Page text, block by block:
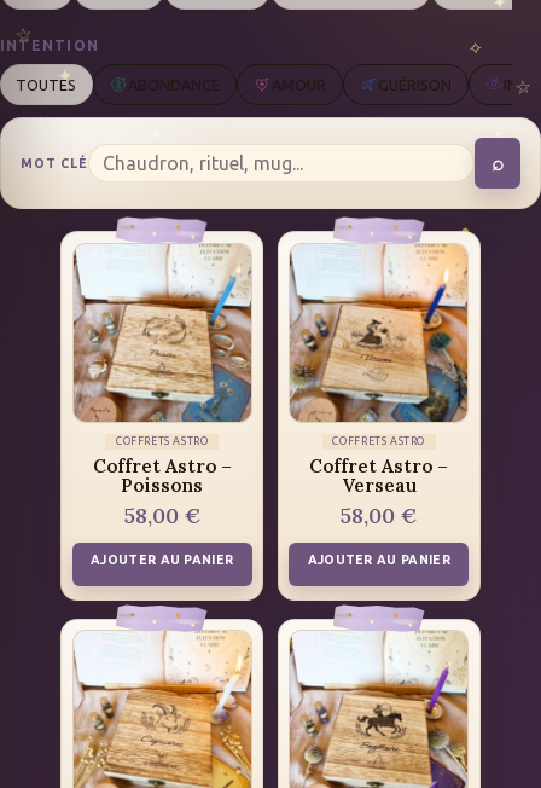
INTENTION
TOUTES ABONDANCE AMOUR GUÉRISON
MOT CLÉ ⌕
COFFRETS ASTRO
Coffret Astro –
Poissons
58,00 €
AJOUTER AU PANIER
COFFRETS ASTRO
Coffret Astro –
Verseau
58,00€
AJOUTER AU PANIER